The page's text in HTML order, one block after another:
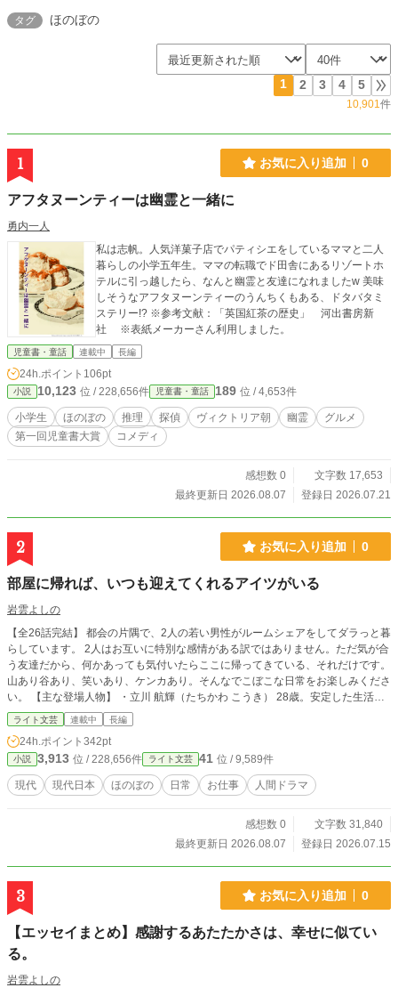
タグ ほのぼの
1 2 3 4 5
10,901件
1 お気に入り追加 0
アフタヌーンティーは幽霊と一緒に
勇内一人
私は志帆。人気洋菓子店でパティシエをしているママと二人
暮らしの小学五年生。ママの転職でド田舎にあるリゾートホ
テルに引っ越したら、なんと幽霊と友達になれましたw 美味
しそうなアフタヌーンティーのうんちくもある、ドタバタミ
ステリー!? ※参考文献：「英国紅茶の歴史」 河出書房新
社 ※表紙メーカーさん利用しました。
児童書・童話 連載中 長編
24h.ポイント 106pt
小説 10,123 位 / 228,656件 児童書・童話 189 位 / 4,653件
小学生 ほのぼの 推理 探偵 ヴィクトリア朝 幽霊
グルメ
第一回児童書大賞
コメディ
感想数 0
文字数 17,653
最終更新日 2026.08.07
登録日 2026.07.21
2 お気に入り追加 0
部屋に帰れば、いつも迎えてくれるアイツがいる
岩雲よしの
【全26話完結】 都会の片隅で、2人の若い男性がルームシェアをしてダラっと暮
らしています。 2人はお互いに特別な感情がある訳ではありません。ただ気が合
う友達だから、何かあっても気付いたらここに帰ってきている、それだけです。
山あり谷あり、笑いあり、ケンカあり。そんなでこぼこな日常をお楽しみくださ
い。 【主な登場人物】 ・立川 航輝（たちかわ こうき） 28歳。安定した生活を
持った会社員。自社開発のIT企業で、異動がないのが安心。 普通に勉強し、普
通に大学を出て、普通に就職した「どこにでもいるような人」。 少なくとも本
人はそう思っている。際立った才能を持った人間を見ると、自分のコンプレック
スを刺激されてモヤッとするらしい。 ・湊 光（みなと ひかる） 28歳。マンガ
家になる夢を追いかけ、都会に飛び出した若者。 現在はコンビニやラーメン屋
など、複数のアルバイトを掛け持ちして生活費を稼いでいる。 いずれ自分の作
ライト文芸 連載中 長編
24h.ポイント 342pt
小説 3,913 位 / 228,656件 ライト文芸 41 位 / 9,589件
現代 現代日本 ほのぼの 日常 お仕事 人間ドラマ
感想数 0
文字数 31,840
最終更新日 2026.08.07
登録日 2026.07.15
3 お気に入り追加 0
【エッセイまとめ】感謝するあたたかさは、幸せに似てい
る。
岩雲よしの